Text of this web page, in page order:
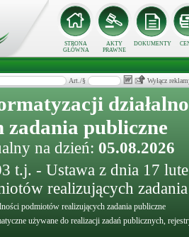
STRONA
GŁÓWNA
AKTY
PRAWNE
DOKUMENTY
Art./§ Wyłącz
zadania publiczne
na dzień: 05.08.2026
t.j. - Ustawa z dnia 17
realizujących
podmiotów realizujących zadania publiczne
używane do realizacji zadań publicznych,